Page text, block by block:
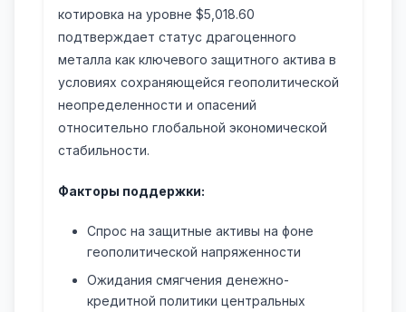
котировка на уровне $5,018.60
подтверждает статус драгоценного
металла как ключевого защитного актива в
условиях сохраняющейся геополитической
неопределенности и опасений
относительно глобальной экономической
стабильности.
Факторы поддержки:
Спрос на защитные активы на фоне
геополитической напряженности
Ожидания смягчения денежно-
кредитной политики центральных